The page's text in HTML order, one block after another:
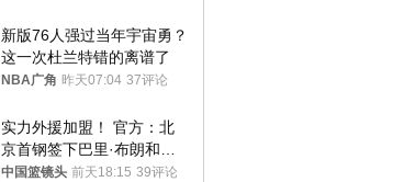
新版76人强过当年宇宙勇？
这一次杜兰特错的离谱了
NBA广角 昨天07:04 37评论
实力外援加盟！ 官方：北
京首钢签下巴里·布朗和桑
普森
中国篮镜头 前天18:15 39评论